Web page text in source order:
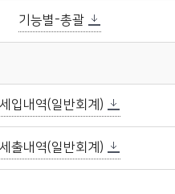
기능별-총괄
입내역(일반회계)
출내역(일반회계)